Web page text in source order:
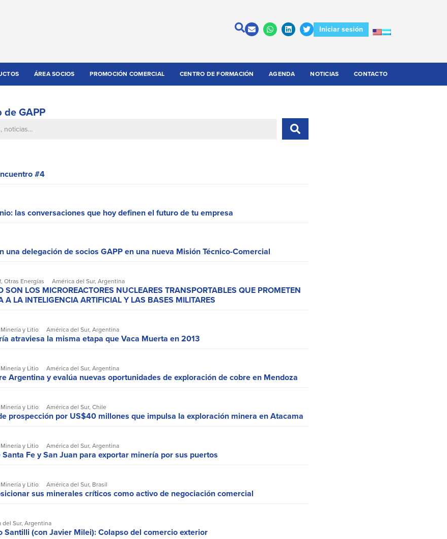
Iniciar sesión
ÁREA SOCIOS PROMOCIÓN COMERCIAL CENTRO DE FORMACIÓN AGENDA NOTICIAS CONTACTO
GAPP
#4
las conversaciones que hoy definen el futuro de tu empresa
una delegación de socios GAPP en una nueva Misión Técnico-Comercial
, Otras Energías América del Sur, Argentina
SON LOS MICROREACTORES NUCLEARES TRANSPORTABLES QUE PROMETEN
A LA INTELIGENCIA ARTIFICIAL Y LAS BASES MILITARES
Minería y Litio América del Sur, Argentina
atraviesa la misma etapa que Vaca Muerta en 2013
Minería y Litio América del Sur, Argentina
Argentina y evalúa nuevas oportunidades de exploración de cobre en Mendoza
Minería y Litio América del Sur, Chile
prospección por US$40 millones que impulsa la exploración minera en Atacama
Minería y Litio América del Sur, Argentina
Fe y San Juan para exportar minería por sus puertos
Minería y Litio América del Sur, Brasil
sus minerales críticos como activo de negociación comercial
del Sur, Argentina
Santilli (con Javier Milei): Colapso del comercio exterior